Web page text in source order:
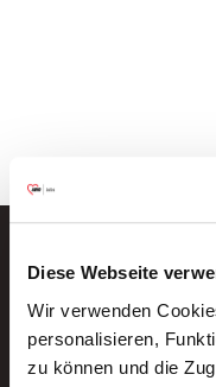
Diese Webseite
Wir verwenden
personalisieren,
zu können und die
Neue
Ein